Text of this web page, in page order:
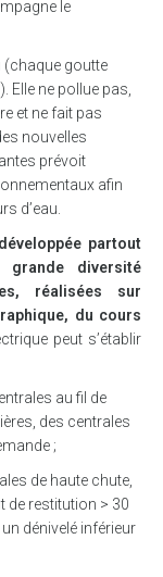
le
(chaque goutte
Elle ne pollue pas,
et ne fait pas
nouvelles
prévoit
afin
d’eau.
partout
diversité
réalisées sur
du cours
peut s’établir
au fil de
des centrales
;
de haute chute,
de restitution > 30
dénivelé inférieur